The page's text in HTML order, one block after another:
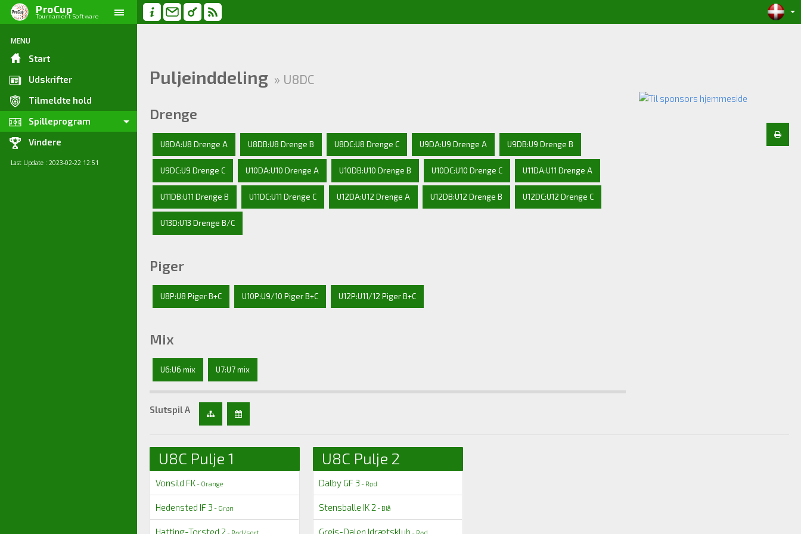
ProCup
Tournament Software
MENU
Start
Udskrifter
Tilmeldte hold
Spilleprogram
Vindere
Last Update : 2023-02-22 12:51
Puljeinddeling » U8DC
Drenge
U8DA:U8 Drenge A U8DB:U8 Drenge B U8DC:U8 Drenge C U9DA:U9 Drenge A U9DB:U9 Drenge B
U9DC:U9 Drenge C U10DA:U10 Drenge A U10DB:U10 Drenge B U10DC:U10 Drenge C U11DA:U11 Drenge A
U11DB:U11 Drenge B U11DC:U11 Drenge C U12DA:U12 Drenge A U12DB:U12 Drenge B U12DC:U12 Drenge C
U13D:U13 Drenge B/C
Piger
U8P:U8 Piger B+C U10P:U9/10 Piger B+C U12P:U11/12 Piger B+C
Mix
U6:U6 mix U7:U7 mix
Slutspil A
U8C Pulje 1
Vonsild FK- Orange
Hedensted IF 3 - Grøn
Hatting-Torsted 2 - Rød/sort
U8C Pulje 2
Dalby GF 3 - Rød
Stensballe IK 2 - Blå
Grejs-Dalen Idrætsklub - Rød